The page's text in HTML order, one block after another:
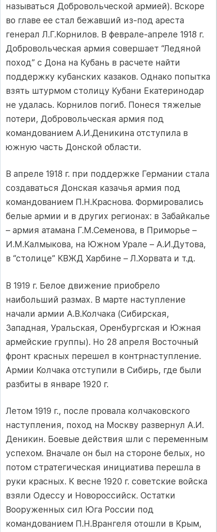
называться Добровольческой армией). Вскоре
во главе ее стал бежавший из-под ареста
генерал Л.Г.Корнилов. В феврале-апреле 1918 г.
Добровольческая армия совершает “Ледяной
поход” с Дона на Кубань в расчете найти
поддержку кубанских казаков. Однако попытка
взять штурмом столицу Кубани Екатеринодар
не удалась. Корнилов погиб. Понеся тяжелые
потери, Добровольческая армия под
командованием А.И.Деникина отступила в
южную часть Донской области.
В апреле 1918 г. при поддержке Германии стала
создаваться Донская казачья армия под
командованием П.Н.Краснова. Формировались
белые армии и в других регионах: в Забайкалье
– армия атамана Г.М.Семенова, в Приморье –
И.М.Калмыкова, на Южном Урале – А.И.Дутова,
в “столице” КВЖД Харбине – Л.Хорвата и т.д.
В 1919 г. Белое движение приобрело
наибольший размах. В марте наступление
начали армии А.В.Колчака (Сибирская,
Западная, Уральская, Оренбургская и Южная
армейские группы). Но 28 апреля Восточный
фронт красных перешел в контрнаступление.
Армии Колчака отступили в Сибирь, где были
разбиты в январе 1920 г.
Летом 1919 г., после провала колчаковского
наступления, поход на Москву развернул А.И.
Деникин. Боевые действия шли с переменным
успехом. Вначале он был на стороне белых, но
потом стратегическая инициатива перешла в
руки красных. К весне 1920 г. советские войска
взяли Одессу и Новороссийск. Остатки
Вооруженных сил Юга России под
командованием П.Н.Врангеля отошли в Крым,